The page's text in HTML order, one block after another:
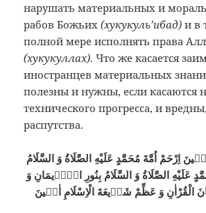
нарушать материальных и
рабов Божьих(хукукуль’ибад) и в
полной мере исполнять права
(хукукуллах). Что же касается
иностранцев материальных
полезны и нужны, если касаются
технического прогресса, и
распутства.
اِرْحَمْ اُمَّةَ مُحَمَّدٍ عَلَيْهِ الصَّلَاةُ وَ السَّلَامُ
عَلَيْهِ الصَّلَاةُ وَ السَّلَامُ بِنُورِ الْاٖيمَانِ وَ
الْقُرْاٰنِ وَ عَظِّمْ شَرٖيعَةَ الْاِسْلَامِ اٰمٖينَ